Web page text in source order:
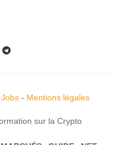
Jobs- Mentions légales
sur la Crypto